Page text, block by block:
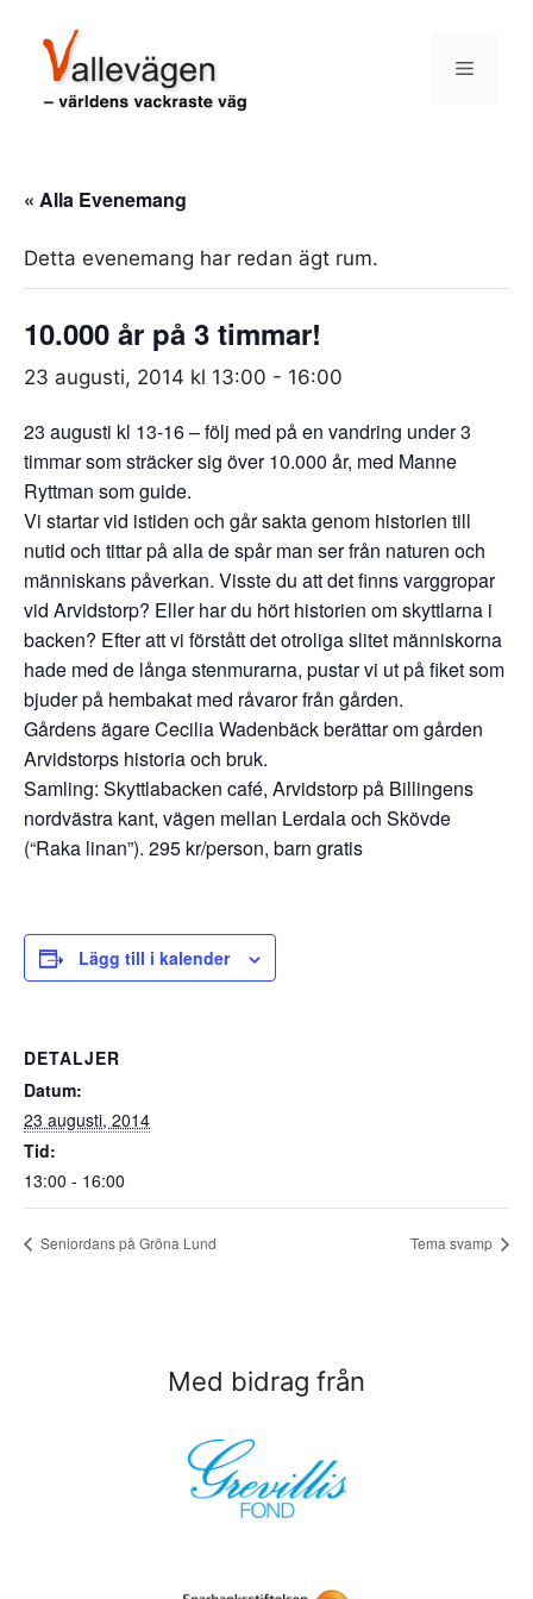
innehåll
Meny
« Alla Evenemang
Detta evenemang har redan ägt rum.
10.000 år på 3 timmar!
23 augusti, 2014 kl 13:00 - 16:00
23 augusti kl 13-16 – följ med på en vandring under 3
timmar som sträcker sig över 10.000 år, med Manne
Ryttman som guide.
Vi startar vid istiden och går sakta genom historien till
nutid och tittar på alla de spår man ser från naturen och
människans påverkan. Visste du att det finns varggropar
vid Arvidstorp? Eller har du hört historien om skyttlarna i
backen? Efter att vi förstått det otroliga slitet människorna
hade med de långa stenmurarna, pustar vi ut på fiket som
bjuder på hembakat med råvaror från gården.
Gårdens ägare Cecilia Wadenbäck berättar om gården
Arvidstorps historia och bruk.
Samling: Skyttlabacken café, Arvidstorp på Billingens
nordvästra kant, vägen mellan Lerdala och Skövde
(“Raka linan”). 295 kr/person, barn gratis
Lägg till i kalender
DETALJER
Datum:
23 augusti, 2014
Tid:
13:00 - 16:00
Seniordans på Gröna Lund Tema svamp
Med bidrag från